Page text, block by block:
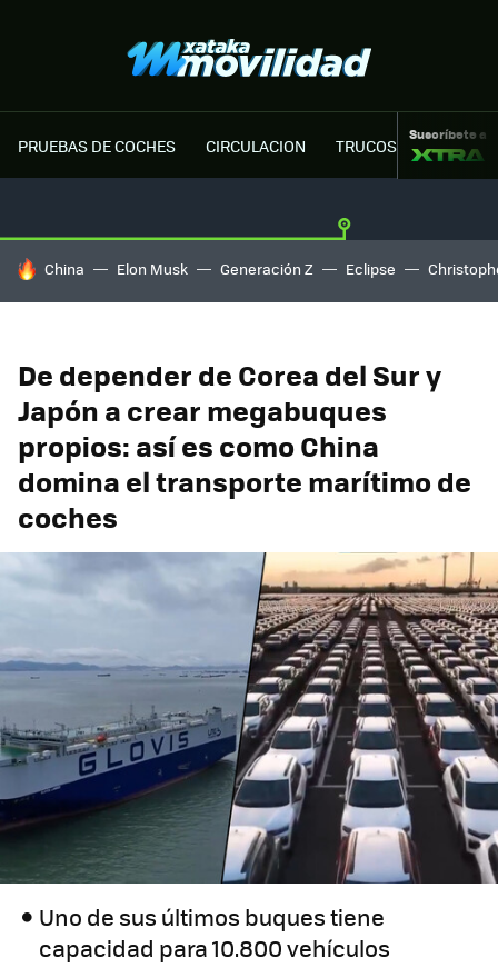
PRUEBAS DE COCHES CIRCULACION TRUCOS MOTOR
Suscríbete a
HOY SE HABLA DE
China Elon Musk Generación Z Eclipse
De depender de Corea del Sur y
Japón a crear megabuques
propios: así es como China
domina el transporte marítimo de
coches
Uno de sus últimos buques tiene
capacidad para 10.800 vehículos